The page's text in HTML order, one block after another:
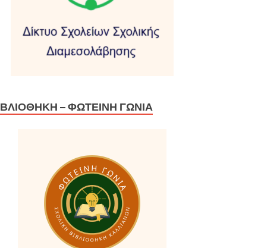
– ΦΩΤΕΙΝΉ ΓΩΝΙΆ